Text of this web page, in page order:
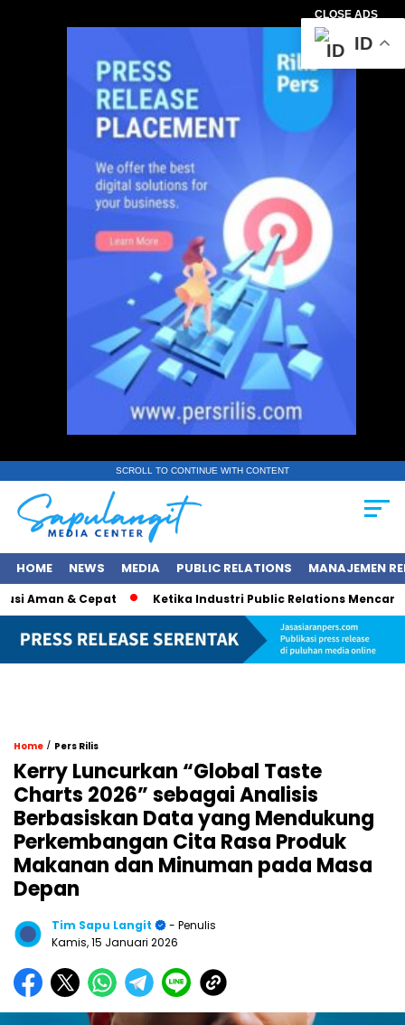
CLOSE ADS
SCROLL TO CONTINUE WITH CONTENT
HOME NEWS MEDIA PUBLIC RELATIONS MANAJEMEN
& Cepat Ketika Industri Public Relations Mencari
Home / Pers Rilis
Kerry Luncurkan “Global Taste
Charts 2026” sebagai Analisis
Berbasiskan Data yang Mendukung
Perkembangan Cita Rasa Produk
Makanan dan Minuman pada Masa
Depan
Tim Sapu Langit
- Penulis
Kamis, 15 Januari 2026
ID